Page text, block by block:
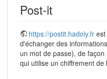
Post-it
https://postit.hadoly.fr
d'échanger des
un mot de passe), de
qui utilise un chiffrement de